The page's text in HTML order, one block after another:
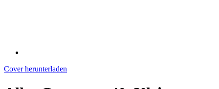
Cover herunterladen